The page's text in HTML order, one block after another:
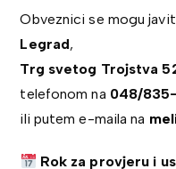
Obveznici se mogu
Legrad,
Trg svetog Trojstva
telefonom na 048/
ili putem e-maila na
Rok za provjeru i